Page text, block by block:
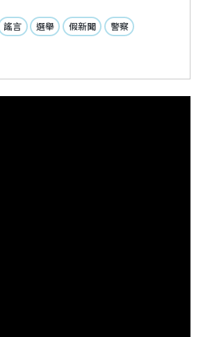
謠言 選舉 假新聞 警察